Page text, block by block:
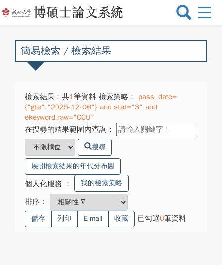
選
換
簡易檢索 / 檢索結果
檢索結果：共1筆資料 檢索策略：
pass_date=
{"gte":"2025-12-06"} and stat="3" and
ekeyword.raw="CCU"
在搜尋的結果範圍內查詢：
搜尋
展開檢索結果的年代分布圖
個人化服務 ： 我的檢索策略
排序：
儲存 列印 E-mail 收藏 已勾選0筆資料